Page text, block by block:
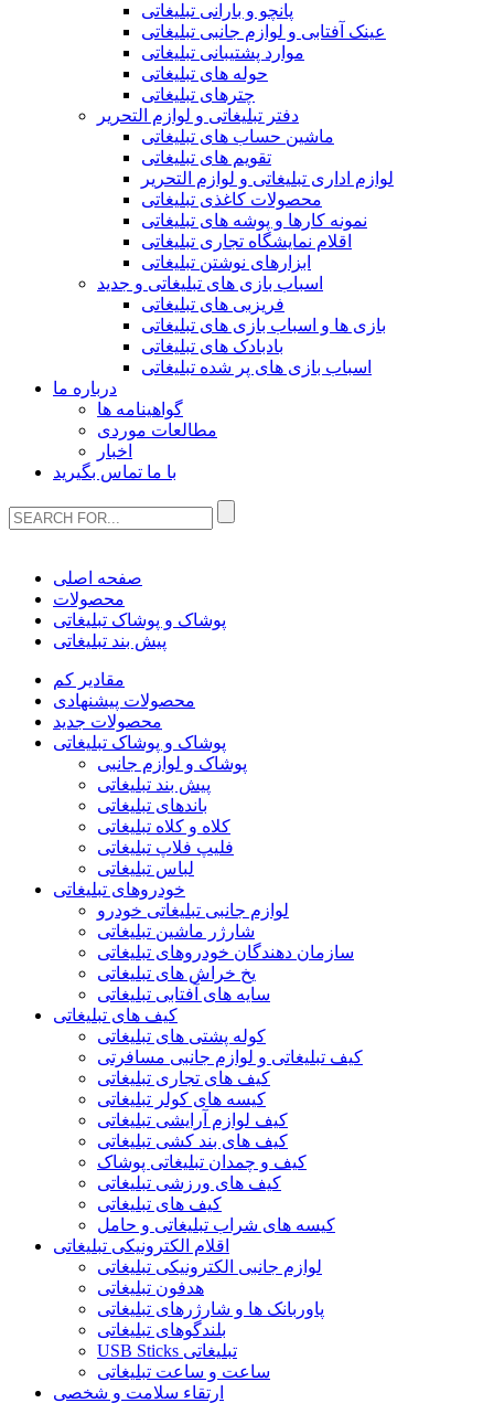
پانچو و بارانی تبلیغاتی
عینک آفتابی و لوازم جانبی تبلیغاتی
موارد پشتیبانی تبلیغاتی
حوله های تبلیغاتی
چترهای تبلیغاتی
دفتر تبلیغاتی و لوازم التحریر
ماشین حساب های تبلیغاتی
تقویم های تبلیغاتی
لوازم اداری تبلیغاتی و لوازم التحریر
محصولات کاغذی تبلیغاتی
نمونه کارها و پوشه های تبلیغاتی
اقلام نمایشگاه تجاری تبلیغاتی
ابزارهای نوشتن تبلیغاتی
اسباب بازی های تبلیغاتی و جدید
فریزبی های تبلیغاتی
بازی ها و اسباب بازی های تبلیغاتی
بادبادک های تبلیغاتی
اسباب بازی های پر شده تبلیغاتی
درباره ما
گواهینامه ها
مطالعات موردی
اخبار
با ما تماس بگیرید
صفحه اصلی
محصولات
پوشاک و پوشاک تبلیغاتی
پیش بند تبلیغاتی
مقادیر کم
محصولات پیشنهادی
محصولات جدید
پوشاک و پوشاک تبلیغاتی
پوشاک و لوازم جانبی
پیش بند تبلیغاتی
باندهای تبلیغاتی
کلاه و کلاه تبلیغاتی
فلیپ فلاپ تبلیغاتی
لباس تبلیغاتی
خودروهای تبلیغاتی
لوازم جانبی تبلیغاتی خودرو
شارژر ماشین تبلیغاتی
سازمان دهندگان خودروهای تبلیغاتی
یخ خراش های تبلیغاتی
سایه های آفتابی تبلیغاتی
کیف های تبلیغاتی
کوله پشتی های تبلیغاتی
کیف تبلیغاتی و لوازم جانبی مسافرتی
کیف های تجاری تبلیغاتی
کیسه های کولر تبلیغاتی
کیف لوازم آرایشی تبلیغاتی
کیف های بند کشی تبلیغاتی
کیف و چمدان تبلیغاتی پوشاک
کیف های ورزشی تبلیغاتی
کیف های تبلیغاتی
کیسه های شراب تبلیغاتی و حامل
اقلام الکترونیکی تبلیغاتی
لوازم جانبی الکترونیکی تبلیغاتی
هدفون تبلیغاتی
پاوربانک ها و شارژرهای تبلیغاتی
بلندگوهای تبلیغاتی
USB Sticks تبلیغاتی
ساعت و ساعت تبلیغاتی
ارتقاء سلامت و شخصی